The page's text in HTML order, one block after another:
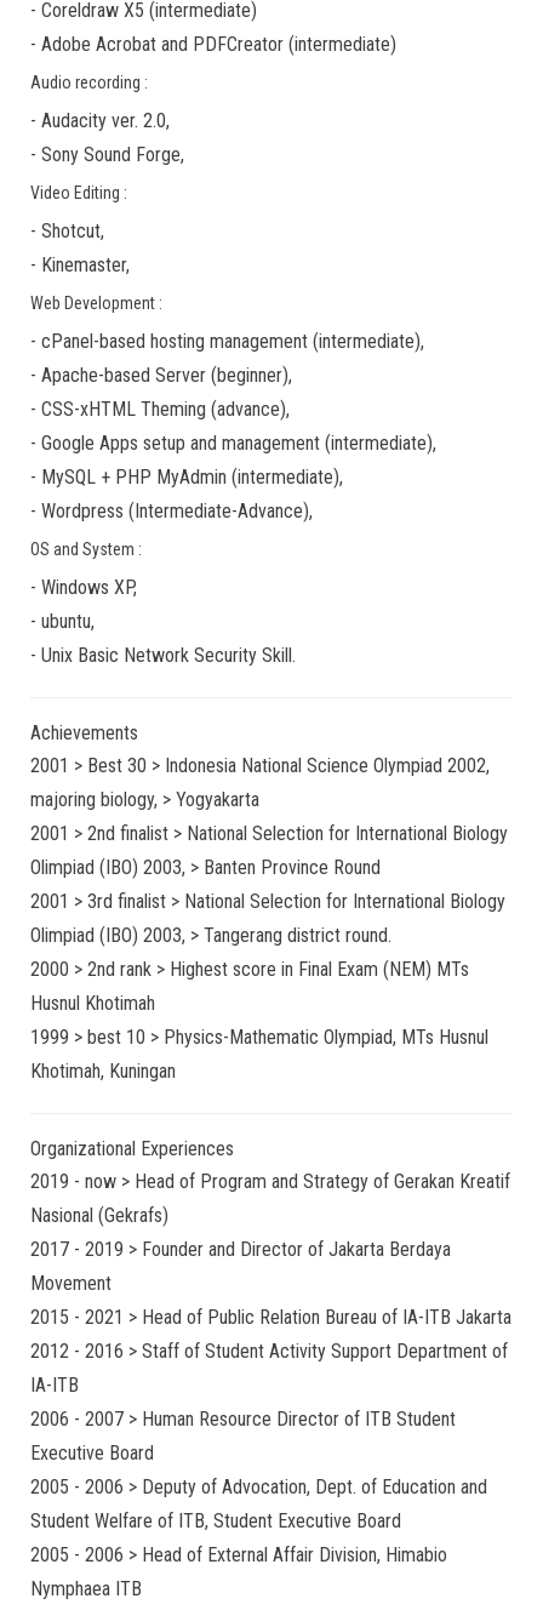
- Coreldraw X5 (intermediate)
- Adobe Acrobat and PDFCreator (intermediate)
Audio recording :
- Audacity ver. 2.0,
- Sony Sound Forge,
Video Editing :
- Shotcut,
- Kinemaster,
Web Development :
- cPanel-based hosting management (intermediate),
- Apache-based Server (beginner),
- CSS-xHTML Theming (advance),
- Google Apps setup and management (intermediate),
- MySQL + PHP MyAdmin (intermediate),
- Wordpress (Intermediate-Advance),
OS and System :
- Windows XP,
- ubuntu,
- Unix Basic Network Security Skill.
Achievements
2001 > Best 30 > Indonesia National Science Olympiad 2002,
majoring biology, > Yogyakarta
2001 > 2nd finalist > National Selection for International Biology
Olimpiad (IBO) 2003, > Banten Province Round
2001 > 3rd finalist > National Selection for International Biology
Olimpiad (IBO) 2003, > Tangerang district round.
2000 > 2nd rank > Highest score in Final Exam (NEM) MTs
Husnul Khotimah
1999 > best 10 > Physics-Mathematic Olympiad, MTs Husnul
Khotimah, Kuningan
Organizational Experiences
2019 - now > Head of Program and Strategy of Gerakan Kreatif
Nasional (Gekrafs)
2017 - 2019 > Founder and Director of Jakarta Berdaya
Movement
2015 - 2021 > Head of Public Relation Bureau of IA-ITB Jakarta
2012 - 2016 > Staff of Student Activity Support Department of
IA-ITB
2006 - 2007 > Human Resource Director of ITB Student
Executive Board
2005 - 2006 > Deputy of Advocation, Dept. of Education and
Student Welfare of ITB, Student Executive Board
2005 - 2006 > Head of External Affair Division, Himabio
Nymphaea ITB